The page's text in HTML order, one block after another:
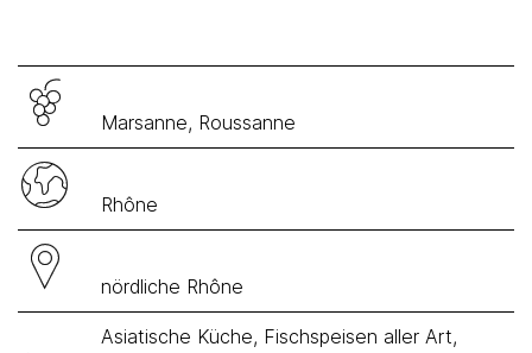
Marsanne, Roussanne
Rhône
nördliche Rhône
Asiatische Küche, Fischspeisen aller Art,